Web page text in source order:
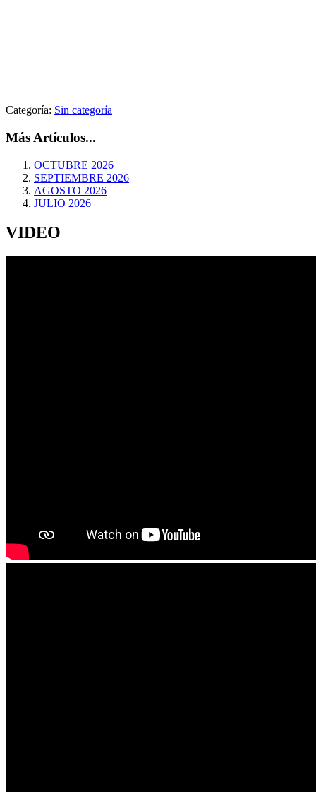
Categoría: Sin categoría
Más Artículos...
OCTUBRE 2026
SEPTIEMBRE 2026
AGOSTO 2026
JULIO 2026
VIDEO